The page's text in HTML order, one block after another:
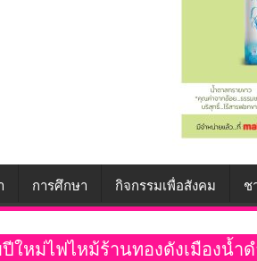
การศึกษา กิจกรรมเพื่อสังคม ช
หม่ไฟไหม้ร้านทองดังเมืองน้ำด